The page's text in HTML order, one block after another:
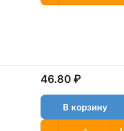
46.80 ₽
В корзину